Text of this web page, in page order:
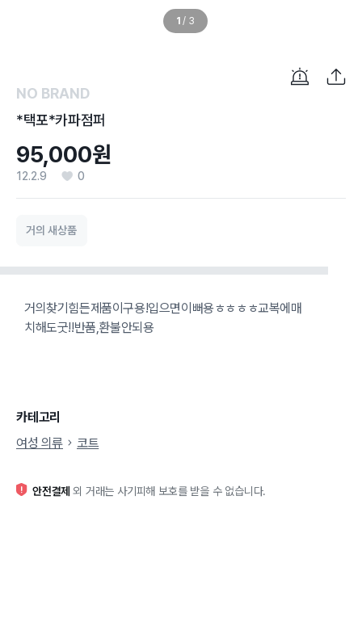
1 / 3
NO BRAND
*택포*카파점퍼
95,000원
12.2.9 0
거의 새상품
거의찾기힘든제품이구용!입으면이뻐용ㅎㅎㅎㅎ교복에매
치해도굿!!반품,환불안되용
카테고리
여성 의류
코트
안전결제 외 거래는 사기피해 보호를 받을 수 없습니다.